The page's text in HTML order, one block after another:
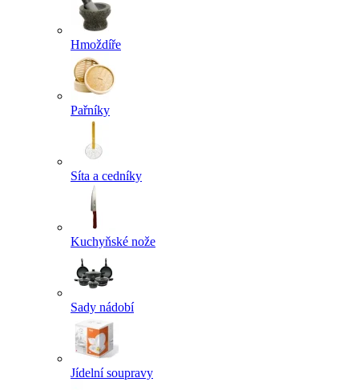
Hmoždíře
Pařníky
Síta a cedníky
Kuchyňské nože
Sady nádobí
Jídelní soupravy